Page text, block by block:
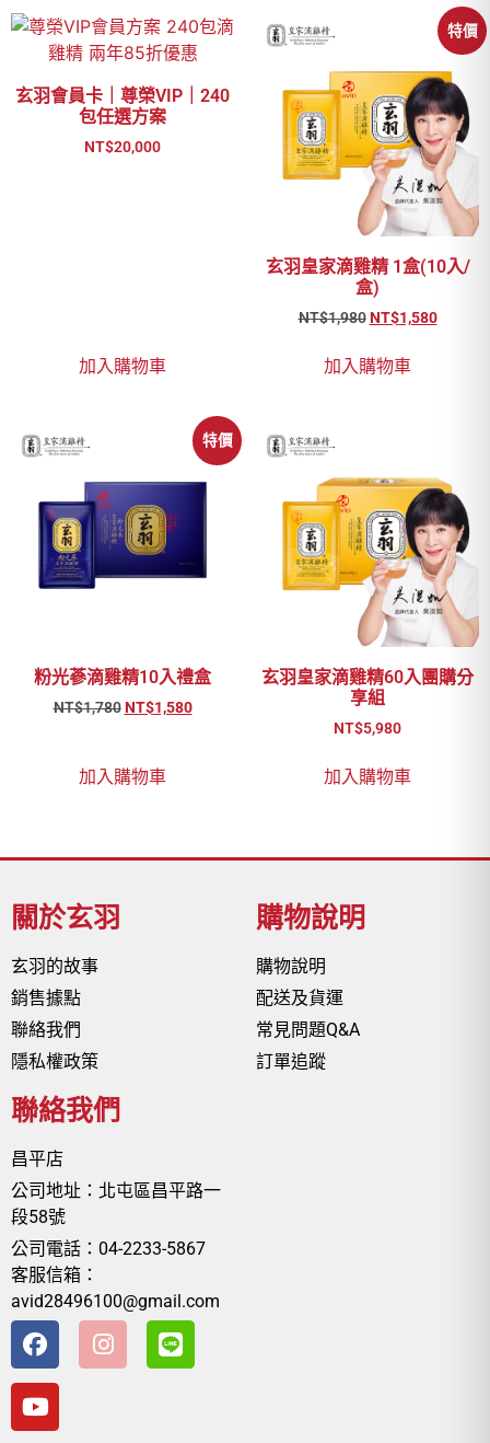
玄羽會員卡｜尊榮VIP｜240
包任選方案
NT$20,000
加入購物車
特價
玄羽皇家滴雞精 1盒(10入/
盒)
NT$1,980 NT$1,580
加入購物車
特價
粉光蔘滴雞精10入禮盒
NT$1,780 NT$1,580
加入購物車
玄羽皇家滴雞精60入團購分
享組
NT$5,980
加入購物車
關於玄羽
玄羽的故事
銷售據點
聯絡我們
隱私權政策
購物說明
購物說明
配送及貨運
常見問題Q&A
訂單追蹤
聯絡我們
昌平店
公司地址：北屯區昌平路一
段58號
公司電話：04-2233-5867
客服信箱：
avid28496100@gmail.com